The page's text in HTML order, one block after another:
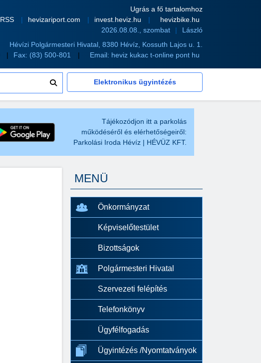
Ugrás a fő tartalomhoz
RSS
hevizariport.com invest.heviz.hu
hevizbike.hu
2026.08.08., szombat
László
Hévízi Polgármesteri Hivatal, 8380 Hévíz, Kossuth Lajos u. 1.
Fax: (83) 500-801 Email: heviz kukac t-online pont hu
Elektronikus ügyintézés
Tájékozódjon itt a parkolás
működéséről és elérhetőségeiről:
Parkolási Iroda Hévíz | HÉVÜZ KFT.
MENÜ
Önkormányzat
Képviselőtestület
Bizottságok
Polgármesteri Hivatal
Szervezeti felépítés
Telefonkönyv
Ügyfélfogadás
Ügyintézés /Nyomtatványok